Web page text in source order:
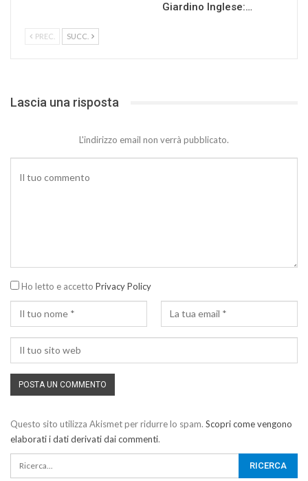
Giardino Inglese:…
PREC. SUCC.
Lascia una risposta
L'indirizzo email non verrà pubblicato.
Ho letto e accetto Privacy Policy
Questo sito utilizza Akismet per ridurre lo spam. Scopri come vengono
elaborati i dati derivati dai commenti.